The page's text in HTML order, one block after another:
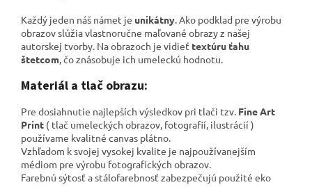
Každý jeden náš námet je unikátny. Ako podklad pre výrobu
obrazov slúžia vlastnoručne maľované obrazy z našej
autorskej tvorby. Na obrazoch je vidieť textúru ťahu
štetcom, čo znásobuje ich umeleckú hodnotu.
Materiál a tlač obrazu:
Pre dosiahnutie najlepších výsledkov pri tlači tzv. Fine Art
Print ( tlač umeleckých obrazov, fotografií, ilustrácií )
používame kvalitné canvas plátno.
Vzhľadom k svojej vysokej kvalite je najpoužívanejším
médiom pre výrobu fotografických obrazov.
Farebnú sýtosť a stálofarebnosť zabezpečujú použité eko